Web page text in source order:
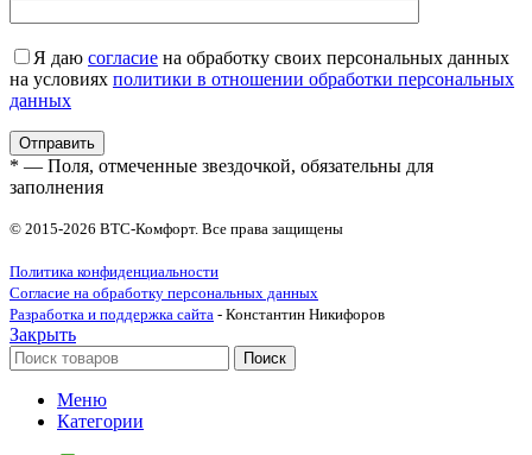
Я даю согласие на обработку своих персональных данных
на условиях политики в отношении обработки персональных
данных
* — Поля, отмеченные звездочкой, обязательны для
заполнения
© 2015-2026 ВТС-Комфорт. Все права защищены
Политика конфиденциальности
Согласие на обработку персональных данных
Разработка и поддержка сайта - Константин Никифоров
Закрыть
Поиск
Меню
Категории